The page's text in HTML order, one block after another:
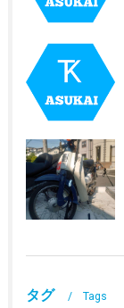
タグ Tags